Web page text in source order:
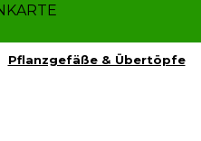
Pflanzgefäße & Übertöpfe